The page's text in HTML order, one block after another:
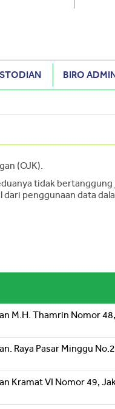
BIRO
(OJK).
tidak
penggunaan data
M.H. Thamrin Nomor
Raya Pasar Minggu
Kramat VI Nomor 49,